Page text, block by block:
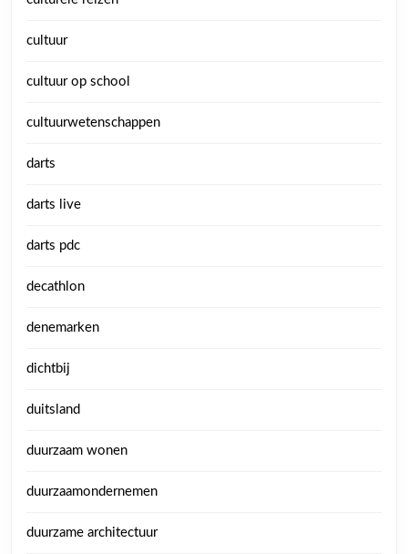
cultuur
cultuur op school
cultuurwetenschappen
darts
darts live
darts pdc
decathlon
denemarken
dichtbij
duitsland
duurzaam wonen
duurzaamondernemen
duurzame architectuur